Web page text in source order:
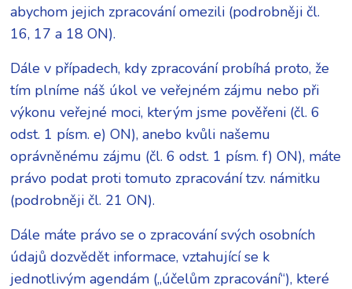
abychom jejich zpracování omezili (podrobněji čl.
16, 17 a 18 ON).
Dále v případech, kdy zpracování probíhá proto, že
tím plníme náš úkol ve veřejném zájmu nebo při
výkonu veřejné moci, kterým jsme pověřeni (čl. 6
odst. 1 písm. e) ON), anebo kvůli našemu
oprávněnému zájmu (čl. 6 odst. 1 písm. f) ON), máte
právo podat proti tomuto zpracování tzv. námitku
(podrobněji čl. 21 ON).
Dále máte právo se o zpracování svých osobních
údajů dozvědět informace, vztahující se k
jednotlivým agendám („účelům zpracování“), které